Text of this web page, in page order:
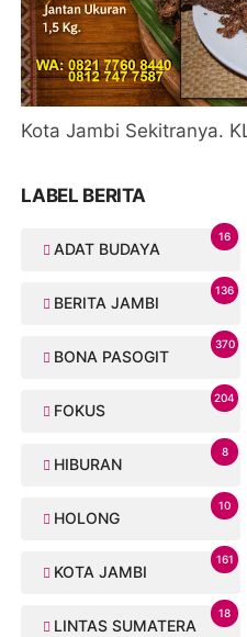
Kota Jambi Sekitranya.
LABEL BERITA
ADAT BUDAYA
16
BERITA JAMBI
136
BONA PASOGIT
370
FOKUS
204
HIBURAN
8
HOLONG
10
KOTA JAMBI
161
LINTAS SUMATERA
18